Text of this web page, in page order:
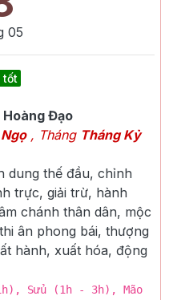
05
tốt
Hoàng Đạo
, Tháng Tháng Kỷ
dung thế đầu, chỉnh
trực, giải trừ, hành
chánh thân dân, mộc
ân phong bái, thượng
hành, xuất hóa, động
Sửu (1h - 3h), Mão